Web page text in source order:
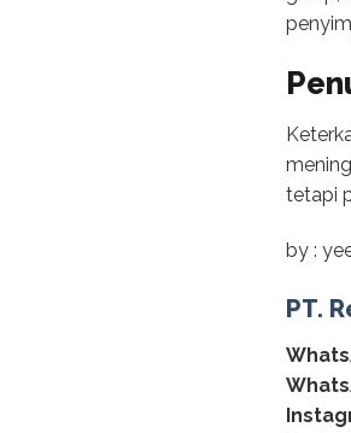
tetapi
by :
PT.